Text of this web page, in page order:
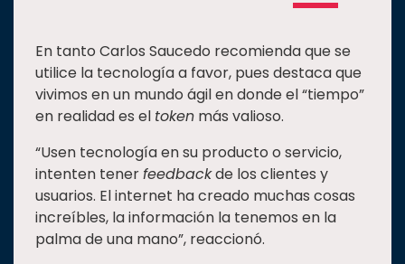
En tanto Carlos Saucedo recomienda que se
utilice la tecnología a favor, pues destaca que
vivimos en un mundo ágil en donde el “tiempo”
en realidad es el token más valioso.
“Usen tecnología en su producto o servicio,
intenten tenerfeedbackde los clientes y
usuarios. El internet ha creado muchas cosas
increíbles, la información la tenemos en la
palma de una mano”, reaccionó.